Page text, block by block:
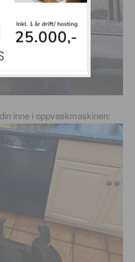
inne i oppvaskmaskinen: